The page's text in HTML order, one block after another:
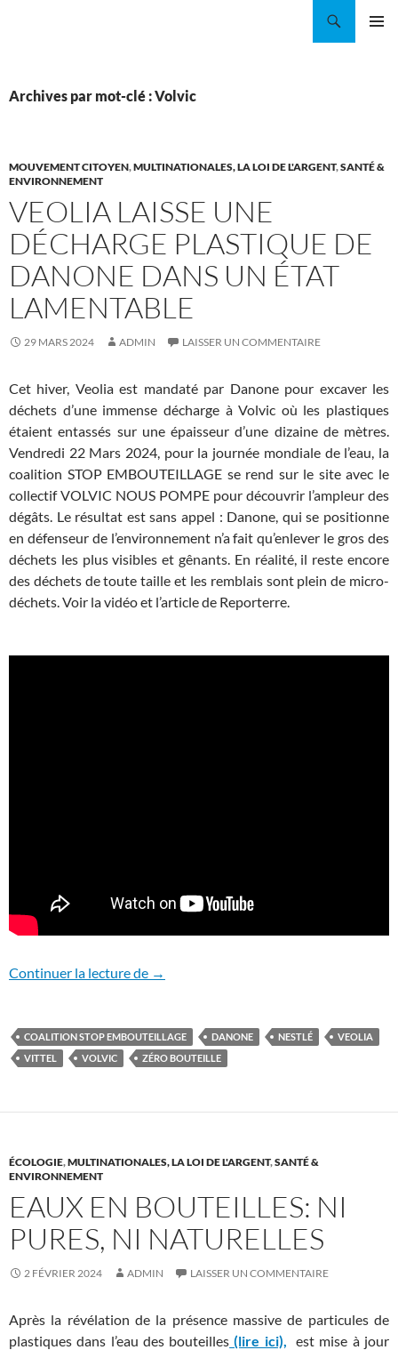
Archives par mot-clé : Volvic
MOUVEMENT CITOYEN,MULTINATIONALES, LA LOI DE L'ARGENT,SANTÉ &
ENVIRONNEMENT
VEOLIA LAISSE UNE
DÉCHARGE PLASTIQUE DE
DANONE DANS UN ÉTAT
LAMENTABLE
29 MARS 2024 ADMIN LAISSER UN COMMENTAIRE
Cet hiver, Veolia est mandaté par Danone pour excaver les
déchets d’une immense décharge à Volvic où les plastiques
étaient entassés sur une épaisseur d’une dizaine de mètres.
Vendredi 22 Mars 2024, pour la journée mondiale de l’eau, la
coalition STOP EMBOUTEILLAGE se rend sur le site avec le
collectif VOLVIC NOUS POMPE pour découvrir l’ampleur des
dégâts. Le résultat est sans appel : Danone, qui se positionne
en défenseur de l’environnement n’a fait qu’enlever le gros des
déchets les plus visibles et gênants. En réalité, il reste encore
des déchets de toute taille et les remblais sont plein de micro-
déchets. Voir la vidéo et l’article de Reporterre.
Continuer la lecture de Veolia laisse une décharge plastique de
→
COALITION STOP EMBOUTEILLAGE DANONE NESTLÉ
VEOLIA
VITTEL
VOLVIC ZÉRO BOUTEILLE
ÉCOLOGIE,MULTINATIONALES, LA LOI DE L'ARGENT,SANTÉ &
ENVIRONNEMENT
EAUX EN BOUTEILLES: NI
PURES, NI NATURELLES
2 FÉVRIER 2024 ADMIN LAISSER UN COMMENTAIRE
Après la révélation de la présence massive de particules de
plastiques dans l’eau des bouteilles (lire ici), est mise à jour